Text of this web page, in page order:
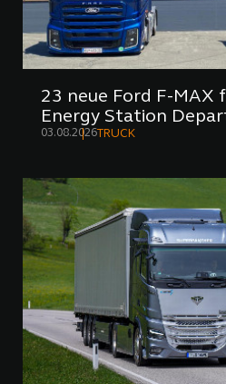
23 neue Ford F-MAX
Energy Station
03.08.2026TRUCK